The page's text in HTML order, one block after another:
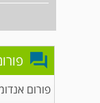
פורום